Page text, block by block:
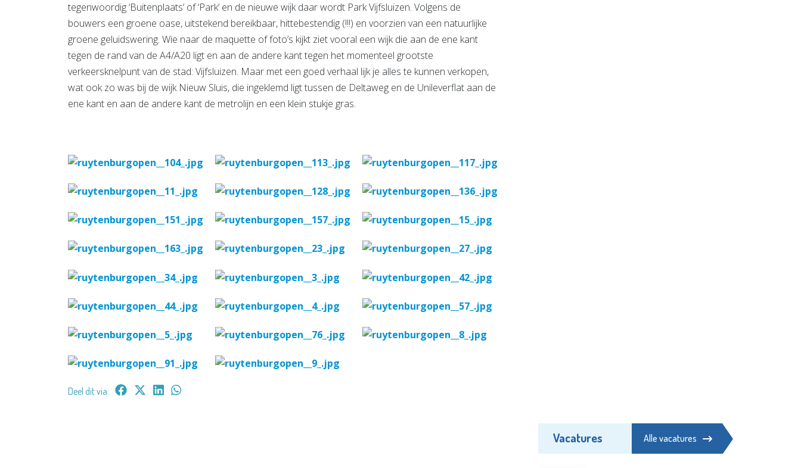
tegenwoordig ‘Buitenplaats’ of ‘Park’ en de nieuwe wijk daar wordt Park Vijfsluizen. Volgens de
bouwers een groene oase, uitstekend bereikbaar, hittebestendig (!!!) en voorzien van een natuurlijke
groene geluidswering. Wie naar de maquette of foto’s kijkt ziet vooral een wijk die aan de ene kant
tegen de rand van de A4/A20 ligt en aan de andere kant tegen het momenteel grootste
verkeersknelpunt van de stad: Vijfsluizen. Maar met een goed verhaal lijk je alles te kunnen verkopen,
wat ook zo was bij de wijk Nieuw Sluis, die ingeklemd ligt tussen de Deltaweg en de Unileverflat aan de
ene kant en aan de andere kant de metrolijn en een klein stukje gras.
Deel dit via:
Vacatures Alle vacatures